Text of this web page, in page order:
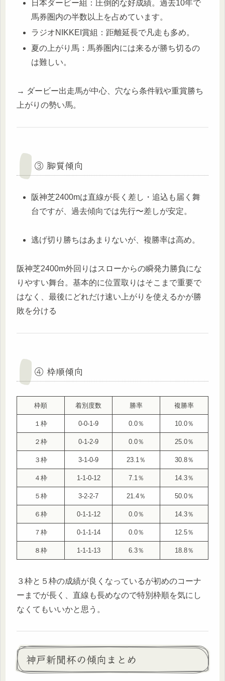
日本ダービー組：圧倒的な好成績。過去10年で
馬券圏内の半数以上を占めています。
ラジオNIKKEI賞組：距離延長で凡走も多め。
夏の上がり馬：馬券圏内には来るが勝ち切るの
は難しい。
→ ダービー出走馬が中心、穴なら条件戦や重賞勝ち
上がりの勢い馬。
③ 脚質傾向
阪神芝2400mは直線が長く差し・追込も届く舞
台ですが、過去傾向では先行〜差しが安定。
逃げ切り勝ちはあまりないが、複勝率は高め。
阪神芝2400m外回りはスローからの瞬発力勝負にな
りやすい舞台。基本的に位置取りはそこまで重要で
はなく、最後にどれだけ速い上がりを使えるかが勝
敗を分ける
④ 枠順傾向
枠順 着別度数 勝率 複勝率
１枠 0-0-1-9 0.0％ 10.0％
２枠 0-1-2-9 0.0％ 25.0％
３枠 3-1-0-9 23.1％ 30.8％
４枠 1-1-0-12 7.1％ 14.3％
５枠 3-2-2-7 21.4％ 50.0％
６枠 0-1-1-12 0.0％ 14.3％
７枠 0-1-1-14 0.0％ 12.5％
８枠 1-1-1-13 6.3％ 18.8％
３枠と５枠の成績が良くなっているが初めのコーナ
ーまでが長く、直線も長めなので特別枠順を気にし
なくてもいいかと思う。
神戸新聞杯の傾向まとめ